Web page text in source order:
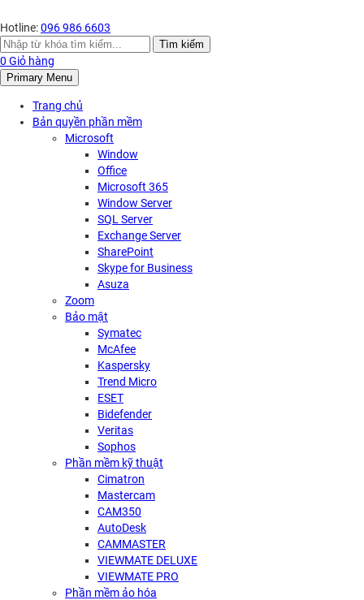
Hotline:096 986 6603
Search
for:
Tìm kiếm
0 Giỏ hàng
Primary Menu
Trang chủ
Bản quyền phần mềm
Microsoft
Window
Office
Microsoft 365
Window Server
SQL Server
Exchange Server
SharePoint
Skype for Business
Asuza
Zoom
Bảo mật
Symatec
McAfee
Kaspersky
Trend Micro
ESET
Bidefender
Veritas
Sophos
Phần mềm kỹ thuật
Cimatron
Mastercam
CAM350
AutoDesk
CAMMASTER
VIEWMATE DELUXE
VIEWMATE PRO
Phần mềm ảo hóa